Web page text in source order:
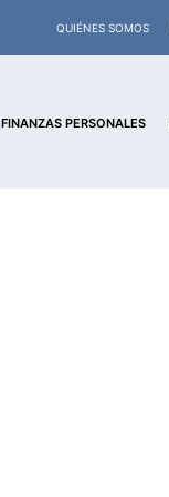
QUIÉNES SOMOS
FINANZAS PERSONALES